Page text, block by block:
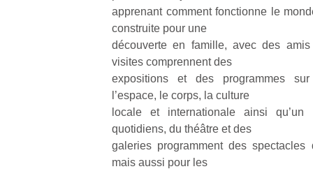
apprenant comment fonctionne le
construite pour une
découverte en famille, avec des
visites comprennent des
expositions et des programmes
l’espace, le corps, la culture
locale et internationale ainsi qu’un
quotidiens, du théâtre et des
galeries programment des
mais aussi pour les